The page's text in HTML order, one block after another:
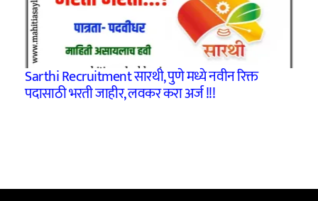
Sarthi Recruitment सारथी, पुणे मध्ये नवीन रिक्त
पदासाठी भरती जाहीर, लवकर करा अर्ज !!!